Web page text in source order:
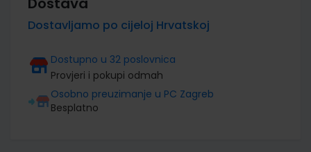
Dostavljamo po cijeloj Hrvatskoj
Dostupno u 32 poslovnica
Provjeri i pokupi odmah
Osobno preuzimanje u PC Zagreb
Besplatno